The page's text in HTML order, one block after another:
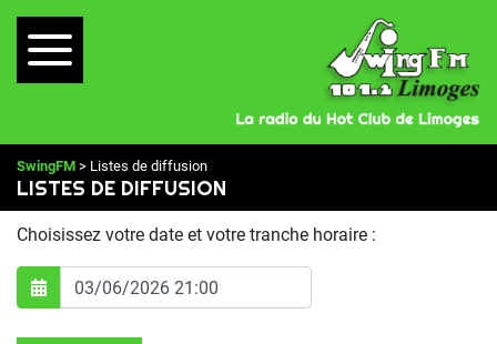
SwingFM > Listes de diffusion
LISTES DE DIFFUSION
Choisissez votre date et votre tranche horaire :